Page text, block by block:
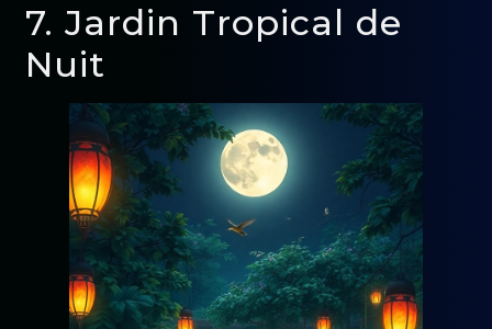
7. Jardin Tropical de
Nuit